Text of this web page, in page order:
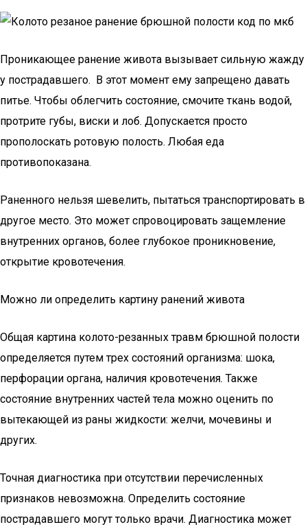
Проникающее ранение живота вызывает сильную жажду
у пострадавшего. В этот момент ему запрещено давать
питье. Чтобы облегчить состояние, смочите ткань водой,
протрите губы, виски и лоб. Допускается просто
прополоскать ротовую полость. Любая еда
противопоказана.
Раненного нельзя шевелить, пытаться транспортировать в
другое место. Это может спровоцировать защемление
внутренних органов, более глубокое проникновение,
открытие кровотечения.
Можно ли определить картину ранений живота
Общая картина колото-резанных травм брюшной полости
определяется путем трех состояний организма: шока,
перфорации органа, наличия кровотечения. Также
состояние внутренних частей тела можно оценить по
вытекающей из раны жидкости: желчи, мочевины и
других.
Точная диагностика при отсутствии перечисленных
признаков невозможна. Определить состояние
пострадавшего могут только врачи. Диагностика может